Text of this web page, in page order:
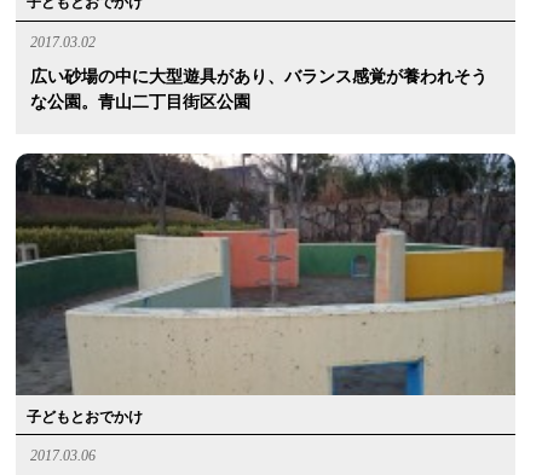
2017.03.02
広い砂場の中に大型遊具があり、バランス感覚が養われそう
な公園。青山二丁目街区公園
子どもとおでかけ
2017.03.06